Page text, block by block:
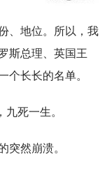
、地位。所以，我
斯总理、英国王
长长的名单。
死一生。
突然崩溃。